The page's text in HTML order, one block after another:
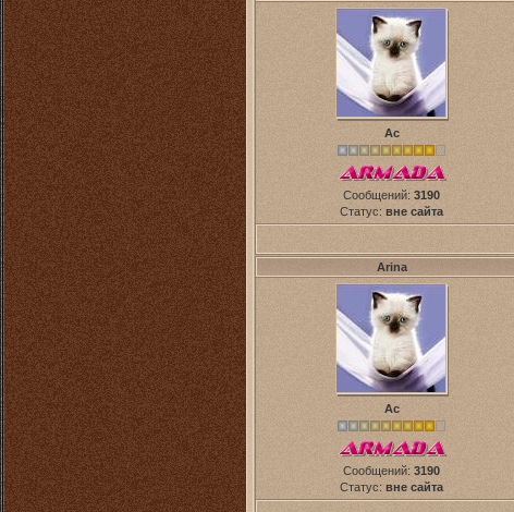
Ас
Сообщений: 3190
Статус: вне сайта
Arina
Ас
Сообщений: 3190
Статус: вне сайта